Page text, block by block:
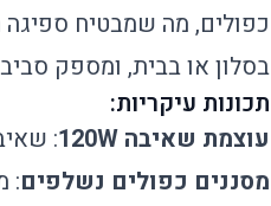
כפולים, מה שמבטיח ספיגה
בסלון או בבית, ומספק
תכונות עיקריות:
עוצמת שאיבה 120W
:
מסננים כפולים נשלפים: